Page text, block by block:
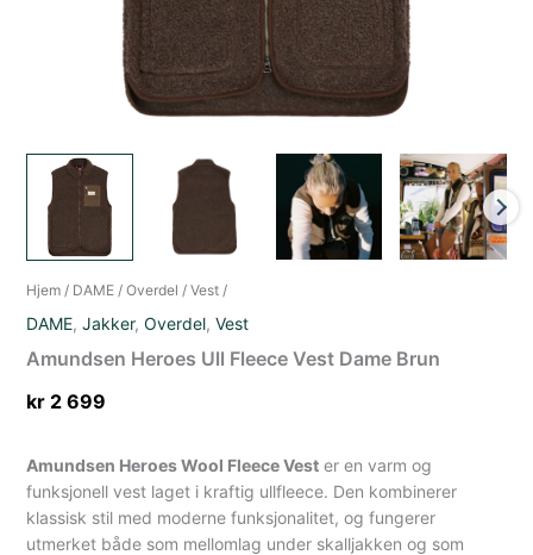
Hjem / DAME /Overdel /Vest /
DAME,Jakker,Overdel,Vest
Amundsen Heroes Ull Fleece Vest Dame Brun
kr 2 699
Amundsen Heroes Wool Fleece Vest er en varm og
funksjonell vest laget i kraftig ullfleece. Den kombinerer
klassisk stil med moderne funksjonalitet, og fungerer
utmerket både som mellomlag under skalljakken og som